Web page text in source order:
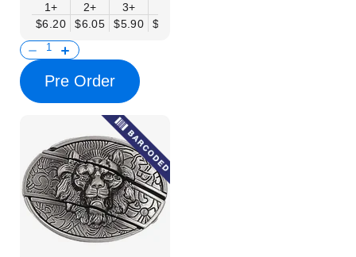
1+
$6.20
2+
$6.05
3+
$5.90
$5.75
Pre Order